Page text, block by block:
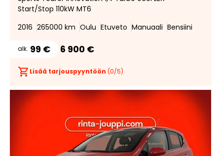
Start/Stop 110kW MT6
2016 265000 km Oulu Etuveto Manuaali Bensiini
alk. 99 € 6 900 €
Lisää tarjouspyyntöön (0/5)